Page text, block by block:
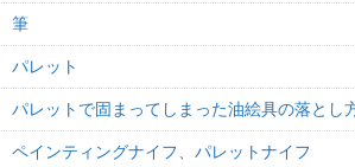
筆
パレット
パレットで固まってしまった油絵具の落とし
ペインティングナイフ、パレットナイフ